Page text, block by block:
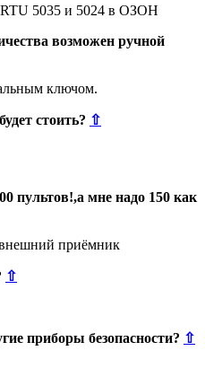
RTU 5035 и 5024 в ОЗОН
возможен ручной
ключом.
стоить? ⇧
пультов!,а мне надо 150 как
приёмник
⇧
приборы безопасности? ⇧